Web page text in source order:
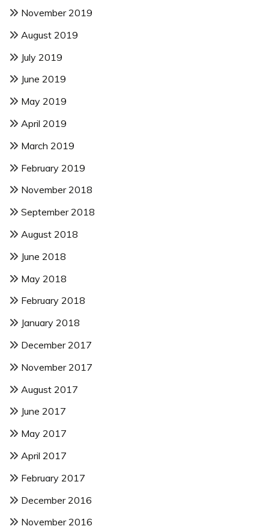
November 2019
August 2019
July 2019
June 2019
May 2019
April 2019
March 2019
February 2019
November 2018
September 2018
August 2018
June 2018
May 2018
February 2018
January 2018
December 2017
November 2017
August 2017
June 2017
May 2017
April 2017
February 2017
December 2016
November 2016